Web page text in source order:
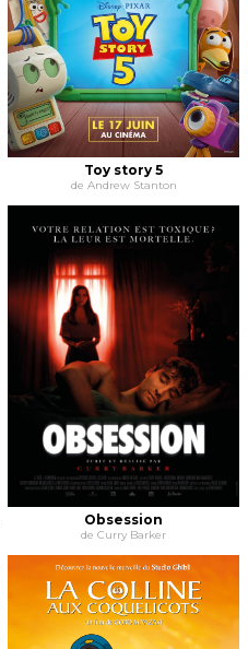
Toy story 5
de Andrew Stanton
Obsession
de Curry Barker